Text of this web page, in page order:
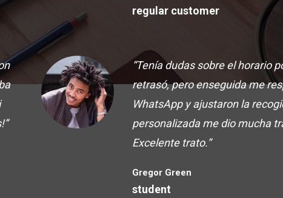
regular customer
Gregor Green
student
“Tenía dudas sobre el horario
retrasó, pero enseguida me
WhatsApp y ajustaron la
personalizada me dio mucha
Excelente trato.”